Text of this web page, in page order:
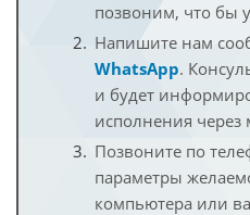
позвоним, что бы
Напишите нам
WhatsApp.
и будет
исполнения через
Позвоните по
параметры
компьютера или